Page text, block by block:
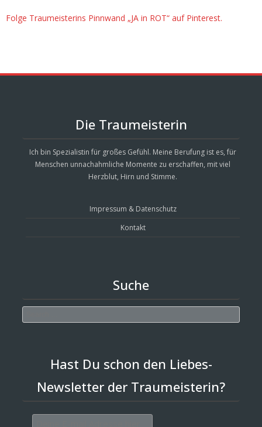
Folge Traumeisterins Pinnwand „JA in ROT“ auf Pinterest.
Die Traumeisterin
Ich bin Spezialistin für großes Gefühl. Meine Berufung ist es, für
Menschen unnachahmliche Momente zu erschaffen, mit viel
Herzblut, Hirn und Stimme.
Impressum & Datenschutz
Kontakt
Suche
Hast Du schon den Liebes-
Newsletter der Traumeisterin?